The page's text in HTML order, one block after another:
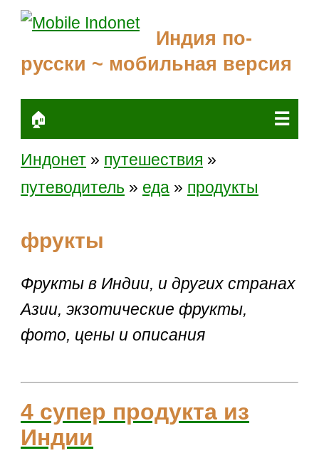
Индия по-
русски ~ мобильная версия
🏠 ☰
Индонет » путешествия »
путеводитель » еда » продукты
фрукты
Фрукты в Индии, и других странах
Азии, экзотические фрукты,
фото, цены и описания
4 супер продукта из
Индии